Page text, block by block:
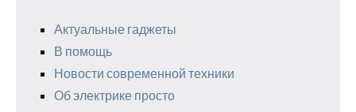
Актуальные гаджеты
В помощь
Новости современной техники
Об электрике просто